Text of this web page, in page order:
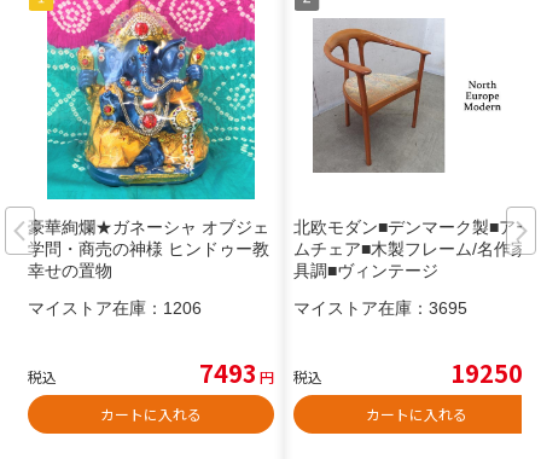
豪華絢爛★ガネーシャ オブジェ
学問・商売の神様 ヒンドゥー教
幸せの置物
マイストア在庫： 1206
税込 7493 円
カートに入れる
北欧モダン■デンマーク製■アー
ムチェア■木製フレーム/名作家
具調■ヴィンテージ
マイストア在庫： 3695
税込 19250
カートに入れる